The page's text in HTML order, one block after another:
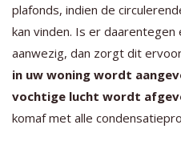
plafonds, indien de
kan vinden. Is er
aanwezig, dan zorgt dit
in uw woning wordt
vochtige lucht wordt
komaf met alle